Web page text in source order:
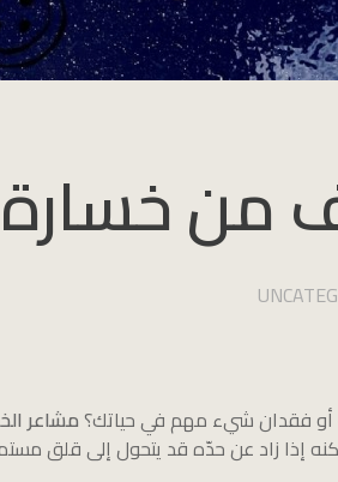
شخص: 5
فقدان شيء مهم في حياتك؟مشاعر
لكنه إذا زاد عن حدّه قد يتحول إلى قلق